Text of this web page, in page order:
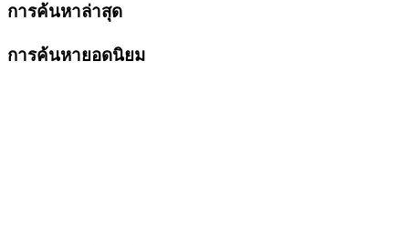
การค้นหาล่าสุด
การค้นหายอดนิยม